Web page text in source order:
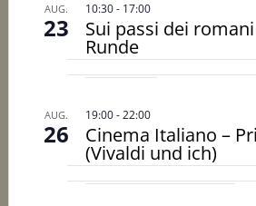
AUG.
23
10:30- 17:00
Sui passi dei
Runde
AUG.
26
19:00-22:00
Cinema Italiano –
(Vivaldi und ich)